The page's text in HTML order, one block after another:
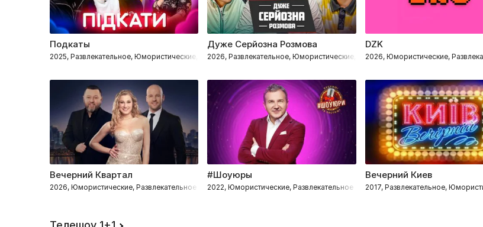
Подкаты
2025, Развлекательное, Юмористические, Романтические
Дуже Серйозна Розмова
2026, Развлекательное, Юмористические, Импровизация
DZK
2026, Юмористические,
Вечерний Квартал
2026, Юмористические, Развлекательное
#Шоуюры
2022, Юмористические, Развлекательное
Вечерний Киев
2017, Развлекательное,